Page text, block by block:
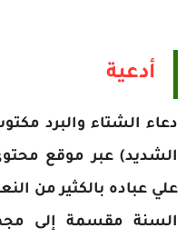
أدعية
الشديد) عبر موقع
علي عباده بالكثير من
السنة مقسمة إلى